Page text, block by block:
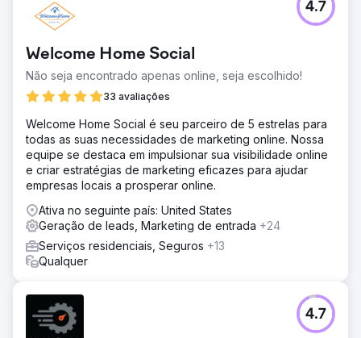
Welcome Home Social
Não seja encontrado apenas online, seja escolhido!
33 avaliações
4.7
Welcome Home Social é seu parceiro de 5 estrelas para
todas as suas necessidades de marketing online. Nossa
equipe se destaca em impulsionar sua visibilidade online
e criar estratégias de marketing eficazes para ajudar
empresas locais a prosperar online.
Ativa no seguinte país: United States
Geração de leads, Marketing de entrada +24
Serviços residenciais, Seguros +13
Qualquer
4.7